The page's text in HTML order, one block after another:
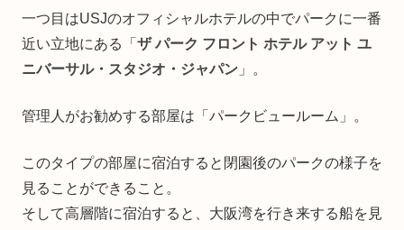
一つ目はUSJのオフィシャルホテルの中でパークに一番
近い立地にある「 ザ パーク フロント ホテル アット ユ
ニバーサル・スタジオ・ジャパン 」。
管理人がお勧めする部屋は「パークビュールーム」。
このタイプの部屋に宿泊すると閉園後のパークの様子を
見ることができること。
そして高層階に宿泊すると、大阪湾を行き来する船を見